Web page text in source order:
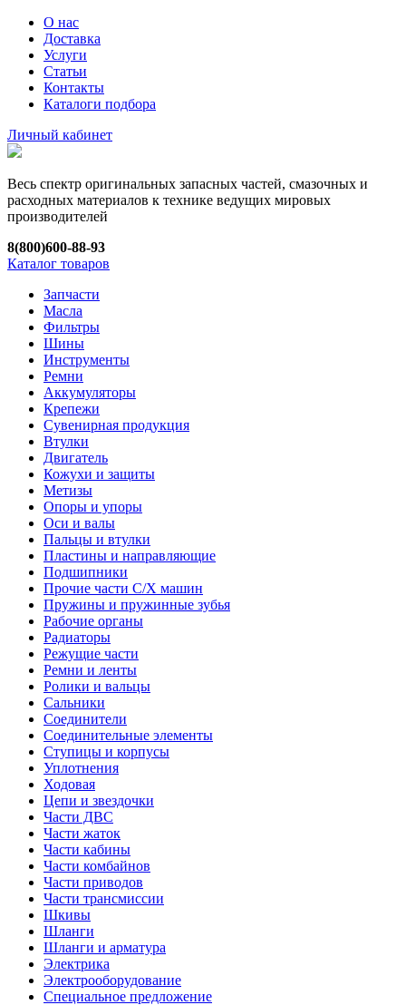
О нас
Доставка
Услуги
Статьи
Контакты
Каталоги подбора
Личный кабинет
Весь спектр оригинальных запасных частей, смазочных и
расходных материалов к технике ведущих мировых
производителей
8(800)600-88-93
Каталог товаров
Запчасти
Масла
Фильтры
Шины
Инструменты
Ремни
Аккумуляторы
Крепежи
Сувенирная продукция
Втулки
Двигатель
Кожухи и защиты
Метизы
Опоры и упоры
Оси и валы
Пальцы и втулки
Пластины и направляющие
Подшипники
Прочие части С/Х машин
Пружины и пружинные зубья
Рабочие органы
Радиаторы
Режущие части
Ремни и ленты
Ролики и вальцы
Сальники
Соединители
Соединительные элементы
Ступицы и корпусы
Уплотнения
Ходовая
Цепи и звездочки
Части ДВС
Части жаток
Части кабины
Части комбайнов
Части приводов
Части трансмиссии
Шкивы
Шланги
Шланги и арматура
Электрика
Электрооборудование
Специальное предложение